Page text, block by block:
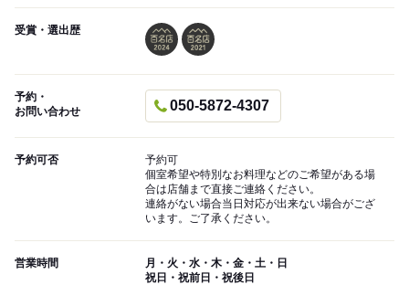
受賞・選出歴
予約・
お問い合わせ
050-5872-4307
予約可否
予約可
個室希望や特別なお料理などのご希望がある場
合は店舗まで直接ご連絡ください。
連絡がない場合当日対応が出来ない場合がござ
います。ご了承ください。
営業時間
月・火・水・木・金・土・日
祝日・祝前日・祝後日